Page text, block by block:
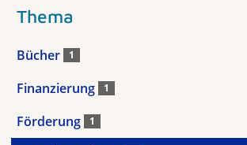
Thema
Bücher 1
Finanzierung 1
Förderung 1